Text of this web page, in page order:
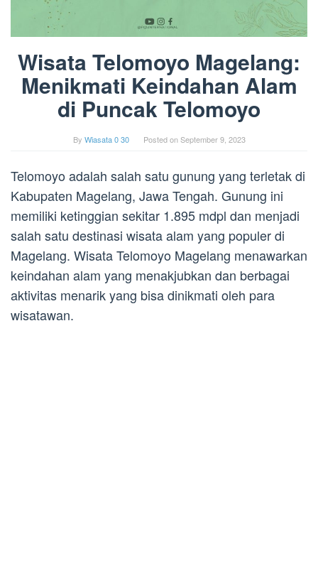
Wisata Telomoyo Magelang:
Menikmati Keindahan Alam
di Puncak Telomoyo
By Wiasata 0 30 Posted onSeptember 9, 2023
Telomoyo adalah salah satu gunung yang terletak di
Kabupaten Magelang, Jawa Tengah. Gunung ini
memiliki ketinggian sekitar 1.895 mdpl dan menjadi
salah satu destinasi wisata alam yang populer di
Magelang. Wisata Telomoyo Magelang menawarkan
keindahan alam yang menakjubkan dan berbagai
aktivitas menarik yang bisa dinikmati oleh para
wisatawan.